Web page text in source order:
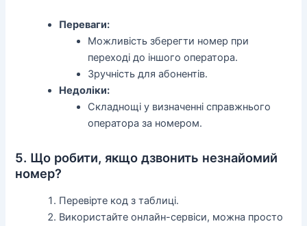
Переваги:
Можливість зберегти номер при
переході до іншого оператора.
Зручність для абонентів.
Недоліки:
Складнощі у визначенні справжнього
оператора за номером.
5. Що робити, якщо дзвонить незнайомий
номер?
Перевірте код з таблиці.
Використайте онлайн-сервіси, можна просто